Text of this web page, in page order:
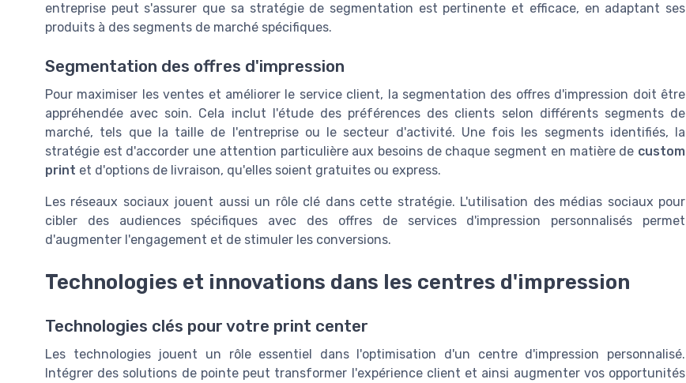
entreprise peut s'assurer que sa stratégie de segmentation est pertinente et efficace, en adaptant ses
produits à des segments de marché spécifiques.
Segmentation des offres d'impression
Pour maximiser les ventes et améliorer le service client, la segmentation des offres d'impression doit être
appréhendée avec soin. Cela inclut l'étude des préférences des clients selon différents segments de
marché, tels que la taille de l'entreprise ou le secteur d'activité. Une fois les segments identifiés, la
stratégie est d'accorder une attention particulière aux besoins de chaque segment en matière de custom
print et d'options de livraison, qu'elles soient gratuites ou express.
Les réseaux sociaux jouent aussi un rôle clé dans cette stratégie. L'utilisation des médias sociaux pour
cibler des audiences spécifiques avec des offres de services d'impression personnalisés permet
d'augmenter l'engagement et de stimuler les conversions.
Technologies et innovations dans les centres d'impression
Technologies clés pour votre print center
Les technologies jouent un rôle essentiel dans l'optimisation d'un centre d'impression personnalisé.
Intégrer des solutions de pointe peut transformer l'expérience client et ainsi augmenter vos opportunités